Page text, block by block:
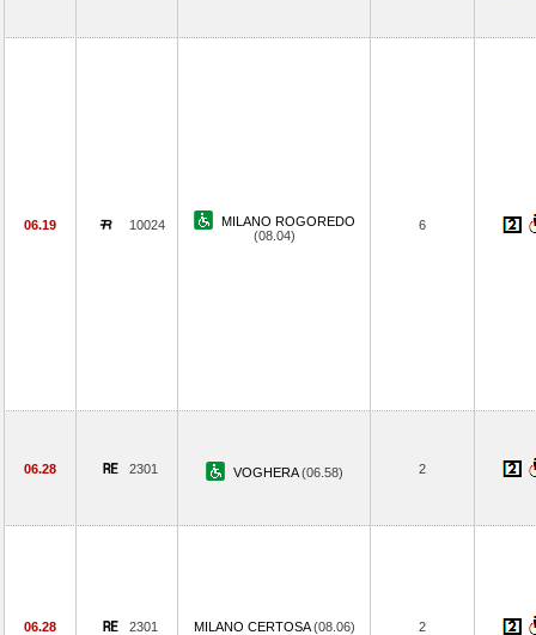
06.19 10024
MILANO ROGOREDO
(08.04)
6
06.28 2301 VOGHERA(06.58) 2
06.28 2301 MILANO CERTOSA(08.06) 2